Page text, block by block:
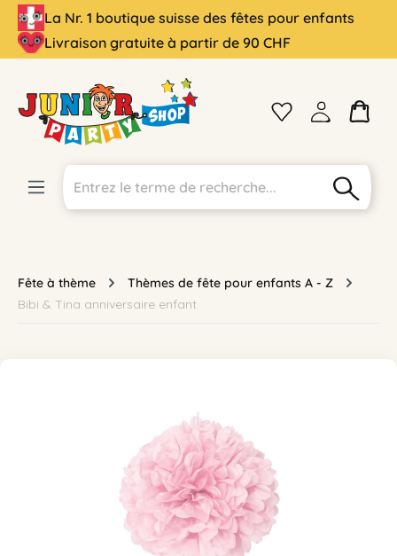
principal
La Nr. 1 boutique suisse des fêtes pour enfants
Livraison gratuite à partir de 90 CHF
Fête à thème
Thèmes de fête pour enfants A - Z
Bibi & Tina anniversaire enfant